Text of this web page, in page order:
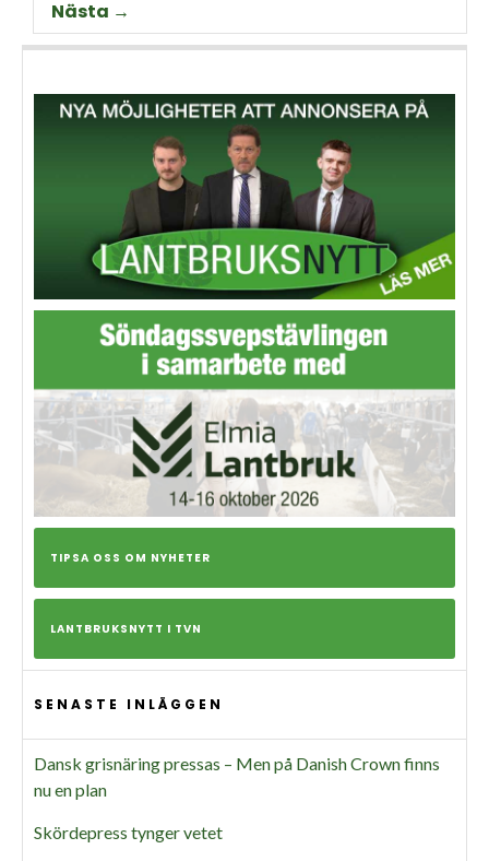
Thorell som började odla
grödan redan på 70-talet.
Nästa →
TIPSA OSS OM NYHETER
LANTBRUKSNYTT I TVN
SENASTE INLÄGGEN
Dansk grisnäring pressas – Men på Danish Crown finns
nu en plan
Skördepress tynger vetet